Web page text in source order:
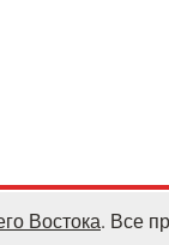
Востока. Все